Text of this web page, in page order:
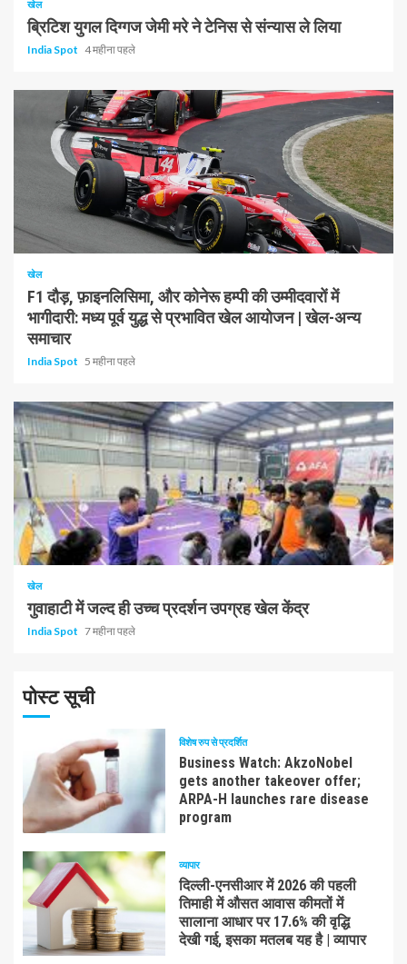
खेल
ब्रिटिश युगल दिग्गज जेमी मरे ने टेनिस से संन्यास ले लिया
India Spot 4 महीना पहले
1 न्यूनतम पढ़ा
खेल
F1 दौड़, फ़ाइनलिसिमा, और कोनेरू हम्पी की उम्मीदवारों में
भागीदारी: मध्य पूर्व युद्ध से प्रभावित खेल आयोजन | खेल-अन्य
समाचार
India Spot 5 महीना पहले
1 न्यूनतम पढ़ा
खेल
गुवाहाटी में जल्द ही उच्च प्रदर्शन उपग्रह खेल केंद्र
India Spot 7 महीना पहले
पोस्ट सूची
विशेष रुप से प्रदर्शित
Business Watch: AkzoNobel
gets another takeover offer;
ARPA-H launches rare disease
program
व्यापार
दिल्ली-एनसीआर में 2026 की पहली
तिमाही में औसत आवास कीमतों में
सालाना आधार पर 17.6% की वृद्धि
देखी गई, इसका मतलब यह है | व्यापार